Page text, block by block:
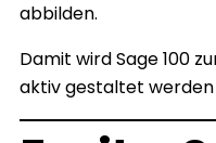
abbilden.
Damit wird Sage 100
aktiv gestaltet werden